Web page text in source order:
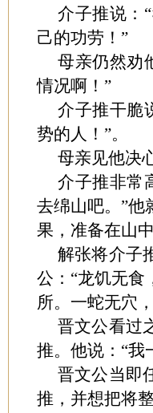
介子推说：
己的功劳！”
母亲仍然劝
情况啊！”
介子推干脆
势的人！”。
母亲见他决
介子推非常
去绵山吧。”他
果，准备在山中
解张将介子
公：“龙饥无食
所。一蛇无穴
晋文公看过
推。他说：“我
晋文公当即
推，并想把将